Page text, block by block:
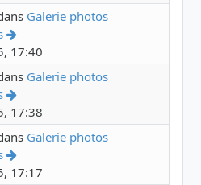
Galerie photos
Voir le dernier message
17:40
Galerie photos
Voir le dernier message
17:38
Galerie photos
Voir le dernier message
17:17